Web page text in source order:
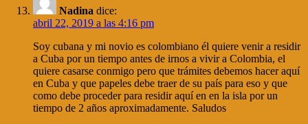
Nadina dice:
abril 22, 2019 a las 4:16 pm
Soy cubana y mi novio es colombiano él quiere venir a residir
a Cuba por un tiempo antes de irnos a vivir a Colombia, el
quiere casarse conmigo pero que trámites debemos hacer aquí
en Cuba y que papeles debe traer de su país para eso y que
como debe proceder para residir aquí en en la isla por un
tiempo de 2 años aproximadamente. Saludos